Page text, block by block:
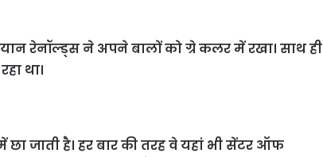
रेनॉल्ड्स ने अपने बालों को ग्रे कलर में रखा। साथ ही
था।
जाती है। हर बार की तरह वे यहां भी सेंटर ऑफ